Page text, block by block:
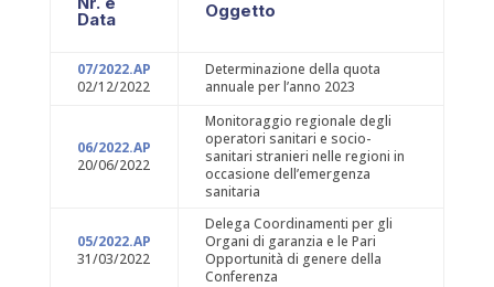
Data Oggetto
07/2022.AP
02/12/2022
Determinazione della quota
annuale per l’anno 2023
06/2022.AP
20/06/2022
Monitoraggio regionale degli
operatori sanitari e socio-
sanitari stranieri nelle regioni in
occasione dell’emergenza
sanitaria
05/2022.AP
31/03/2022
Delega Coordinamenti per gli
Organi di garanzia e le Pari
Opportunità di genere della
Conferenza